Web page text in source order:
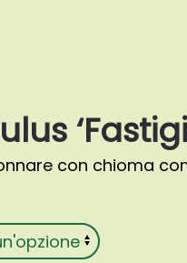
con chioma